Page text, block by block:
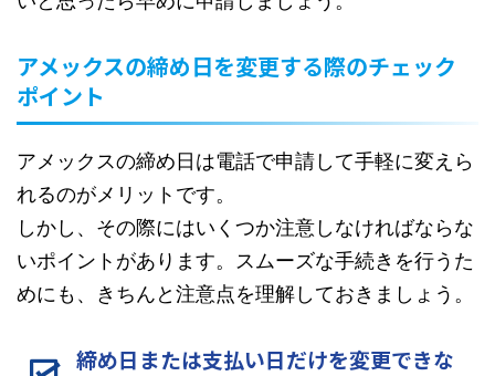
アメックスの締め日を変更する際のチェック
ポイント
アメックスの締め日は電話で申請して手軽に変えら
れるのがメリットです。
しかし、その際にはいくつか注意しなければならな
いポイントがあります。スムーズな手続きを行うた
めにも、きちんと注意点を理解しておきましょう。
締め日または支払い日だけを変更できな